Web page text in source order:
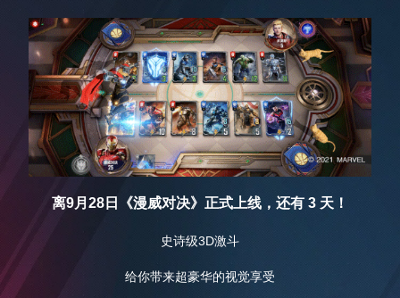
离9月28日《漫威对决》正式上线，还有 3 天！
史诗级3D激斗
给你带来超豪华的视觉享受